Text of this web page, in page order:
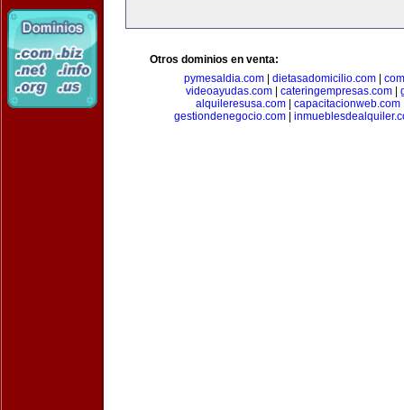
Otros dominios en venta:
pymesaldia.com| dietasadomicilio.com|
videoayudas.com| cateringempresas.com|
alquileresusa.com
capacitacionweb.com
gestiondenegocio.com|